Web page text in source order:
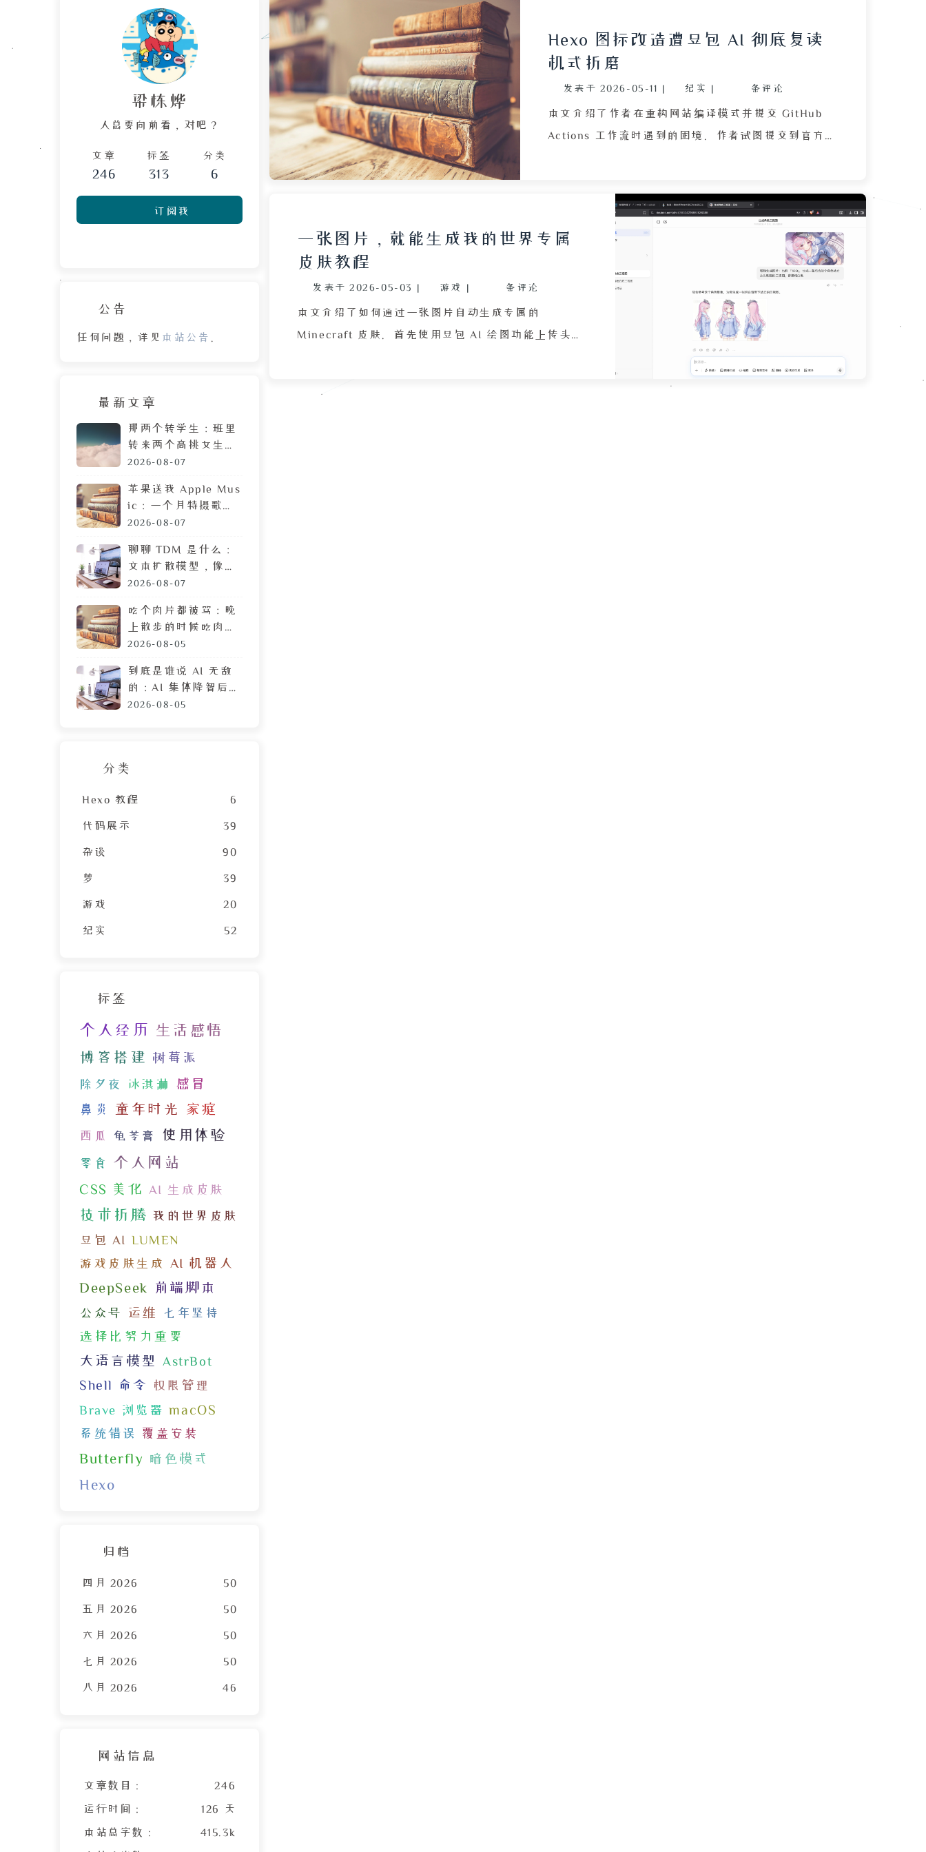
Hexo 图标改造遭豆包 AI 彻底复读
机式折磨
发表于 2026-05-11 | 纪实 | 条评论
本文介绍了作者在重构网站编译模式并提交 GitHub
Actions 工作流时遇到的困境。作者试图提交到官方模
码，便尝试将 Hugo 的六角形图标修改为 Hexo 的尖
角风格，但 SVG 修改失败。在求助 AI 豆包时，豆包
反复复述问题却无法生成正确图片，甚至只给出空洞
承诺。作者回忆豆包仅在生成角色三视图和技校填表
时有用，对这次低效服务感到失望。文章探讨了 AI 工
具在具体任务中的局限性及用户体验问题。
一张图片，就能生成我的世界专属
皮肤教程
发表于 2026-05-03 | 游戏 | 条评论
本文介绍了如何通过一张图片自动生成专属的
Minecraft 皮肤。首先使用豆包 AI 绘图功能上传头像
梁栋烨
人总要向前看，对吧？
文章
246
标签
313
分类
6
订阅我
公告
任何问题，详见 本站公告
最新文章
那两个转学生：班里
转来两个高挑女生，
拷贝 MP3 居然是喜
2026-08-07
苹果送我 Apple Mus
ic：一个月特摄歌曲
搜索体验，让我果断
2026-08-07
聊聊 TDM 是什么：
文本扩散模型，像生
成图片一样生成文章
2026-08-07
吃个肉片都被骂：晚
上散步的时候吃肉
脯，遭陌生人鄙视的
2026-08-05
到底是谁说 AI 无敌
的：AI 集体降智后，
DeepSeek 让我彻底
2026-08-05
分类
Hexo 教程 6
代码展示 39
杂谈 90
梦 39
游戏 20
纪实 52
标签
个人经历 生活感悟
博客搭建 树莓派
除夕夜 冰淇淋 感冒
鼻炎 童年时光 家庭
西瓜 龟苓膏 使用体验
零食 个人网站
CSS 美化 AI 生成皮肤
技术折腾 我的世界皮肤
豆包 AI
LUMEN
游戏皮肤生成
AI 机器人
DeepSeek 前端脚本
公众号 运维 七年坚持
选择比努力重要
大语言模型 AstrBot
Shell 命令
权限管理
Brave 浏览器 macOS
系统错误 覆盖安装
Butterfly 暗色模式
Hexo
归档
四月 2026 50
五月 2026 50
六月 2026 50
七月 2026 50
八月 2026 46
网站信息
文章数目 : 246
运行时间 : 126 天
本站总字数 : 415.3k